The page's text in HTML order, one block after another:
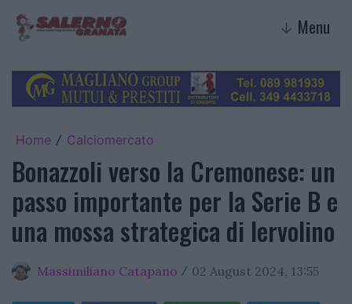
↓ Menu
Home / Calciomercato
Bonazzoli verso la Cremonese: un
passo importante per la Serie B e
una mossa strategica di Iervolino
Massimiliano Catapano / 02 August 2024, 13:55